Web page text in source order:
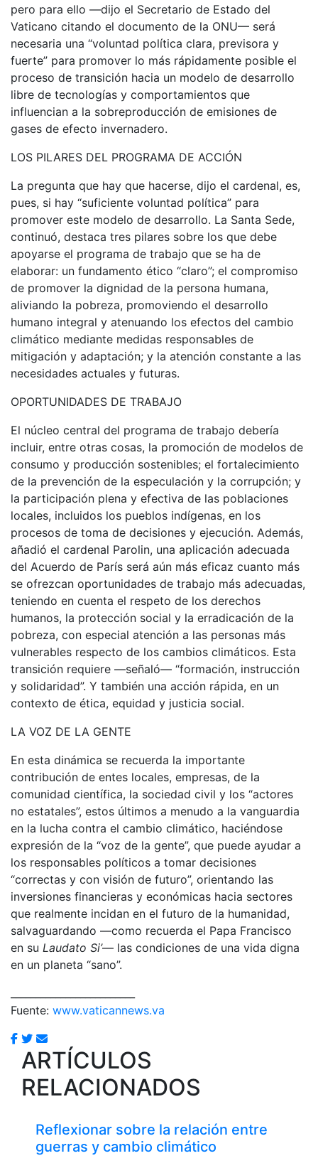
pero para ello —dijo el Secretario de Estado del
Vaticano citando el documento de la ONU— será
necesaria una “voluntad política clara, previsora y
fuerte” para promover lo más rápidamente posible el
proceso de transición hacia un modelo de desarrollo
libre de tecnologías y comportamientos que
influencian a la sobreproducción de emisiones de
gases de efecto invernadero.
LOS PILARES DEL PROGRAMA DE ACCIÓN
La pregunta que hay que hacerse, dijo el cardenal, es,
pues, si hay “suficiente voluntad política” para
promover este modelo de desarrollo. La Santa Sede,
continuó, destaca tres pilares sobre los que debe
apoyarse el programa de trabajo que se ha de
elaborar: un fundamento ético “claro”; el compromiso
de promover la dignidad de la persona humana,
aliviando la pobreza, promoviendo el desarrollo
humano integral y atenuando los efectos del cambio
climático mediante medidas responsables de
mitigación y adaptación; y la atención constante a las
necesidades actuales y futuras.
OPORTUNIDADES DE TRABAJO
El núcleo central del programa de trabajo debería
incluir, entre otras cosas, la promoción de modelos de
consumo y producción sostenibles; el fortalecimiento
de la prevención de la especulación y la corrupción; y
la participación plena y efectiva de las poblaciones
locales, incluidos los pueblos indígenas, en los
procesos de toma de decisiones y ejecución. Además,
añadió el cardenal Parolin, una aplicación adecuada
del Acuerdo de París será aún más eficaz cuanto más
se ofrezcan oportunidades de trabajo más adecuadas,
teniendo en cuenta el respeto de los derechos
humanos, la protección social y la erradicación de la
pobreza, con especial atención a las personas más
vulnerables respecto de los cambios climáticos. Esta
transición requiere —señaló— “formación, instrucción
y solidaridad”. Y también una acción rápida, en un
contexto de ética, equidad y justicia social.
LA VOZ DE LA GENTE
En esta dinámica se recuerda la importante
contribución de entes locales, empresas, de la
comunidad científica, la sociedad civil y los “actores
no estatales”, estos últimos a menudo a la vanguardia
en la lucha contra el cambio climático, haciéndose
expresión de la “voz de la gente”, que puede ayudar a
los responsables políticos a tomar decisiones
“correctas y con visión de futuro”, orientando las
inversiones financieras y económicas hacia sectores
que realmente incidan en el futuro de la humanidad,
salvaguardando —como recuerda el Papa Francisco
en su Laudato Si’— las condiciones de una vida digna
en un planeta “sano”.
Fuente: www.vaticannews.va
ARTÍCULOS
RELACIONADOS
Reflexionar sobre la relación entre
guerras y cambio climático